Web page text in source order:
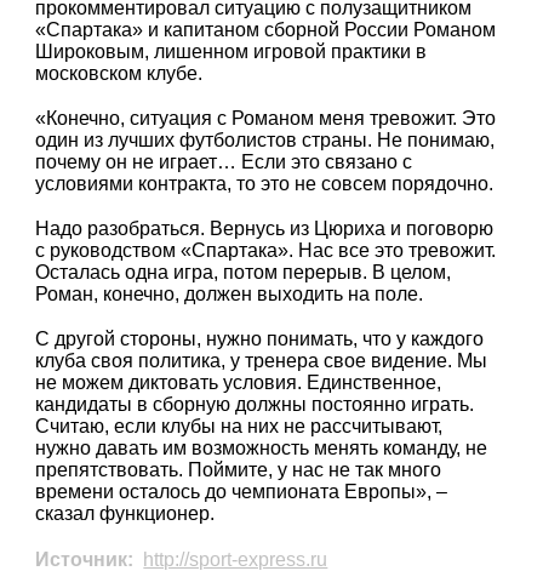
прокомментировал ситуацию с полузащитником
«Спартака» и капитаном сборной России Романом
Широковым, лишенном игровой практики в
московском клубе.
«Конечно, ситуация с Романом меня тревожит. Это
один из лучших футболистов страны. Не понимаю,
почему он не играет… Если это связано с
условиями контракта, то это не совсем порядочно.
Надо разобраться. Вернусь из Цюриха и поговорю
с руководством «Спартака». Нас все это тревожит.
Осталась одна игра, потом перерыв. В целом,
Роман, конечно, должен выходить на поле.
С другой стороны, нужно понимать, что у каждого
клуба своя политика, у тренера свое видение. Мы
не можем диктовать условия. Единственное,
кандидаты в сборную должны постоянно играть.
Считаю, если клубы на них не рассчитывают,
нужно давать им возможность менять команду, не
препятствовать. Поймите, у нас не так много
времени осталось до чемпионата Европы», –
сказал функционер.
Источник: http://sport-express.ru